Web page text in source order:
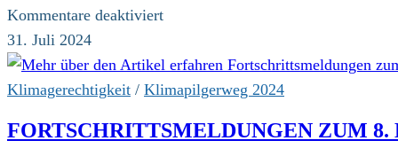
Kommentare deaktiviertfür
der
Schirmherrin
Schirmherren
31. Juli 2024
Klimagerechtigkeit / Klimapilgerweg 2024
FORTSCHRITTSMELDUNGEN ZUM